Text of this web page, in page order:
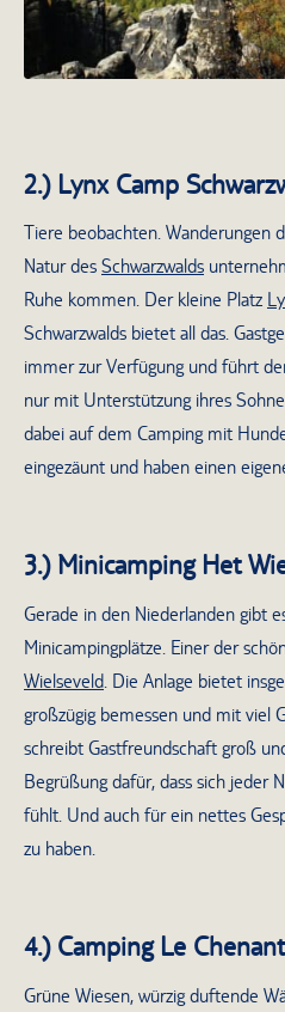
2.) Lynx Camp
Tiere beobachten. Wanderungen
Natur des Schwarzwalds
Ruhe kommen. Der kleine Platz
Schwarzwalds bietet all das.
immer zur Verfügung und führt
nur mit Unterstützung ihres
dabei auf dem Camping mit
eingezäunt und haben einen
3.) Minicamping Het
Gerade in den Niederlanden gibt
Minicampingplätze. Einer der
Wielseveld. Die Anlage bietet
großzügig bemessen und mit viel
schreibt Gastfreundschaft groß
Begrüßung dafür, dass sich jeder
fühlt. Und auch für ein nettes
zu haben.
4.) Camping Le
Grüne Wiesen, würzig duftende